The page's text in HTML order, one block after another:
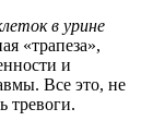
в урине
«трапеза»,
и
Все это, не
тревоги.